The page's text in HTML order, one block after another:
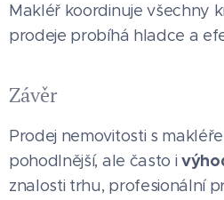
Makléř koordinuje všechny
prodeje probíhá hladce a
Závěr
Prodej nemovitosti s
pohodlnější, ale často i
znalosti trhu, profesionální